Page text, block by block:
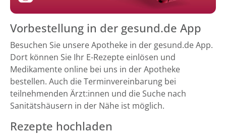
Vorbestellung in der gesund.de App
Besuchen Sie unsere Apotheke in der gesund.de App.
Dort können Sie Ihr E-Rezepte einlösen und
Medikamente online bei uns in der Apotheke
bestellen. Auch die Terminvereinbarung bei
teilnehmenden Ärzt:innen und die Suche nach
Sanitätshäusern in der Nähe ist möglich.
Rezepte hochladen